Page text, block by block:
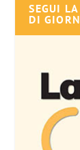
SEGUI
DI